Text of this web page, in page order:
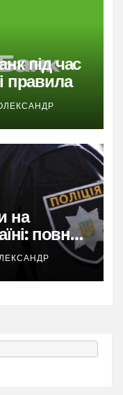
під час
правила
на
повний